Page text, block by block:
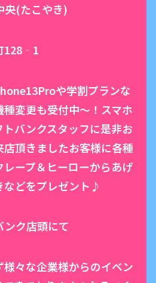
央(たこやき)
128‐1
や学割プランな
変更も受付中〜！スマホ
バンクスタッフに是非お
頂きましたお客様に各種
ープ＆ヒーローからあげ
などをプレゼント♪
ク店頭にて
々な企業様からのイベン